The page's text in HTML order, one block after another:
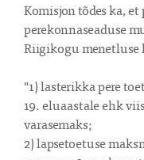
Komisjon tõdes ka,
perekonnaseaduse
Riigikogu
"1) lasterikka pere
19. eluaastale ehk
varasemaks;
2) lapsetoetuse